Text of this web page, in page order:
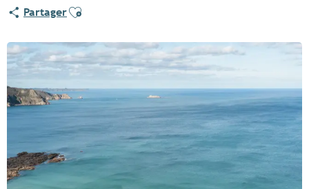
PartagerAjouter aux favoris